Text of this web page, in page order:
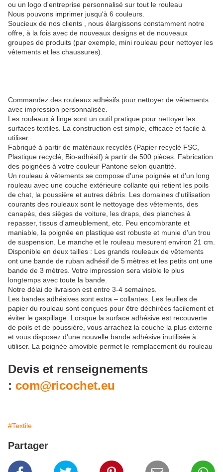
ou un logo d'entreprise personnalisé sur tout le rouleau
Nous pouvons imprimer jusqu'à 6 couleurs.
Soucieux de nos clients , nous élargissons constamment notre
offre, à la fois avec de nouveaux designs et de nouveaux
groupes de produits (par exemple, mini rouleau pour nettoyer les
vêtements et les chaussures).
Commandez des rouleaux adhésifs pour nettoyer de vêtements
avec impression personnalisée.
Les rouleaux à linge sont un outil pratique pour nettoyer les
surfaces textiles. La construction est simple, efficace et facile à
utiliser.
Fabriqué à partir de matériaux recyclés (Papier recyclé FSC,
Plastique recyclé, Bio-adhésif) à partir de 500 pièces. Fabrication
des poignées à votre couleur Pantone selon quantité.
Un rouleau à vêtements se compose d'une poignée et d'un long
rouleau avec une couche extérieure collante qui retient les poils
de chat, la poussière et autres débris. Les domaines d'utilisation
courants des rouleaux sont le nettoyage des vêtements, des
canapés, des sièges de voiture, les draps, des planches à
repasser, tissus d'ameublement, etc. Peu encombrante et
maniable, la poignée en plastique est robuste et munie d’un trou
de suspension. Le manche et le rouleau mesurent environ 21 cm.
Disponible en deux tailles : Les grands rouleaux de vêtements
ont une bande de ruban adhésif de 5 mètres et les petits ont une
bande de 3 mètres. Votre impression sera visible le plus
longtemps avec toute la bande.
Notre délai de livraison est entre 3-4 semaines.
Les bandes adhésives sont extra – collantes. Les feuilles de
papier du rouleau sont conçues pour être déchirées facilement et
éviter le gaspillage. Lorsque la surface adhésive est recouverte
de poils et de poussière, vous arrachez la couche la plus externe
et vous disposez d'une nouvelle bande adhésive inutilisée à
utiliser. La poignée amovible permet le remplacement du rouleau
Devis et renseignements
: com@ricochet.eu
#Textile
Partager